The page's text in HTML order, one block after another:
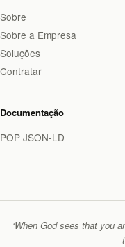
Sobre
Sobre a Empresa
Soluções
Contratar
Documentação
POP JSON-LD
‘When God sees that you